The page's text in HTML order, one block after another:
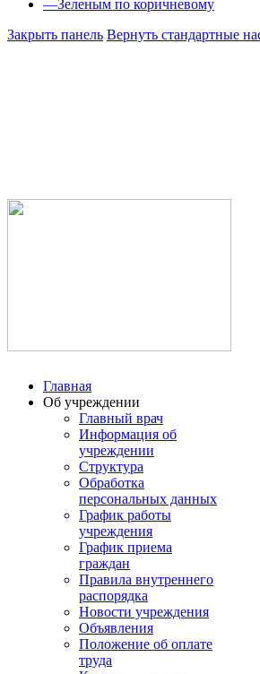
—Зеленым по коричневому
Закрыть панель Вернуть стандартные
Главная
Об учреждении
Главный врач
Информация об
учреждении
Структура
Обработка
персональных данных
График работы
учреждения
График приема
граждан
Правила внутреннего
распорядка
Новости учреждения
Объявления
Положение об оплате
труда